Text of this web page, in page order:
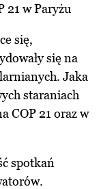
21 w Paryżu
się,
się na
Jaka
staraniach
COP 21 oraz w
spotkań